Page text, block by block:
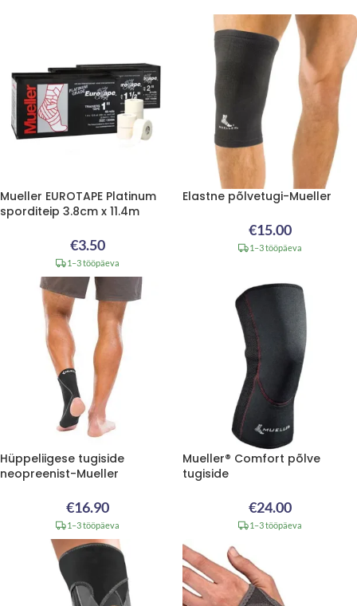
Mueller EUROTAPE Platinum
sporditeip 3.8cm x 11.4m
€3.50
1–3 tööpäeva
Elastne põlvetugi-Mueller
€15.00
1–3 tööpäeva
Hüppeliigese tugiside
neopreenist-Mueller
€16.90
1–3 tööpäeva
Mueller® Comfort põlve
tugiside
€24.00
1–3 tööpäeva